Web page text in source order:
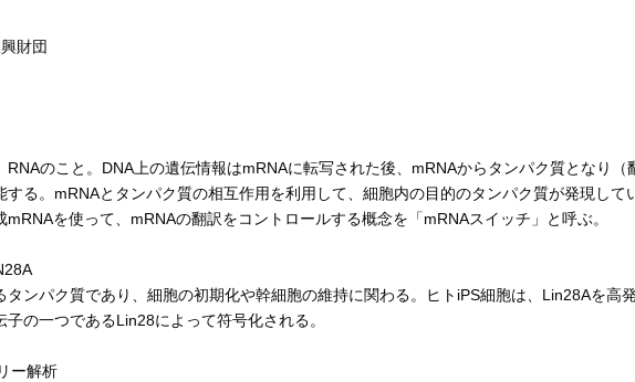
財団
RNAのこと。DNA上の遺伝情報はmRNAに転写された後、mRNAからタンパク質となり（
する。mRNAとタンパク質の相互作用を利用して、細胞内の目的のタンパク質が発現して
を使って、mRNAの翻訳をコントロールする概念を「mRNAスイッチ」と呼ぶ。
タンパク質であり、細胞の初期化や幹細胞の維持に関わる。ヒトiPS細胞は、Lin28Aを高発
の一つであるLin28によって符号化される。
ー解析